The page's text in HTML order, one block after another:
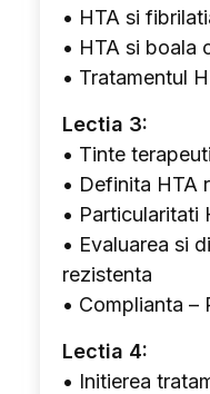
• HTA si
• HTA si boala
• Tratamentul
Lectia 3:
• Tinte
• Definita HTA
• Particularitati
• Evaluarea si
rezistenta
• Complianta –
Lectia 4:
• Initierea